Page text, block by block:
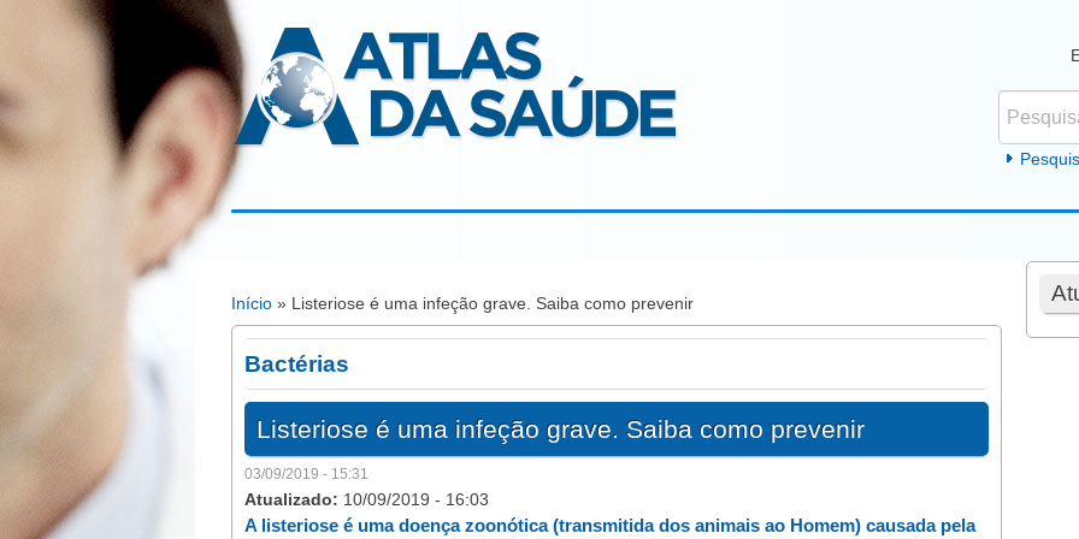
Atlas da Saúde
Está aqui
Início » Listeriose é uma infeção grave. Saiba como prevenir
Bactérias
Listeriose é uma infeção grave. Saiba como prevenir
03/09/2019 - 15:31
Atualizado: 10/09/2019 - 16:03
A listeriose é uma doença zoonótica (transmitida dos animais ao Homem) causada pela